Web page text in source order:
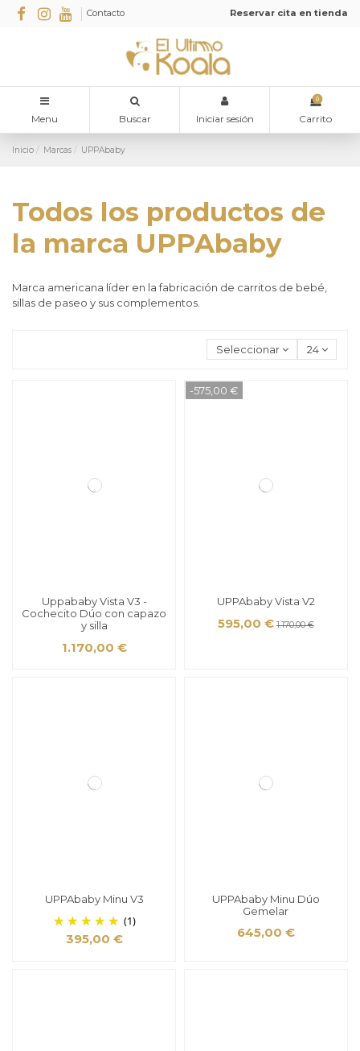
Contacto Reservar cita en tienda
Menu Buscar Iniciar sesión
0
Carrito
Inicio Marcas UPPAbaby
Todos los productos de
la marca UPPAbaby
Marca americana líder en la fabricación de carritos de bebé,
sillas de paseo y sus complementos.
Seleccionar 24
Uppababy Vista V3 -
Cochecito Dúo con capazo
y silla
1.170,00 €
-575,00 €
UPPAbaby Vista V2
595,00 € 1.170,00 €
UPPAbaby Minu V3
(1)
395,00 €
UPPAbaby Minu Dúo
Gemelar
645,00 €